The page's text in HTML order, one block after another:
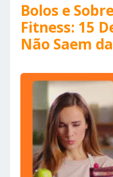
Bolos e
Fitness: 15
Não Saem